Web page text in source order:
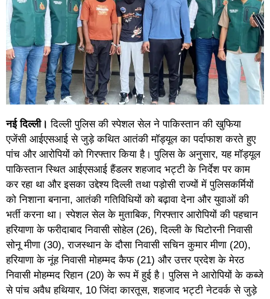
नई दिल्ली। दिल्ली पुलिस की स्पेशल सेल ने पाकिस्तान की खुफिया
एजेंसी आईएसआई से जुड़े कथित आतंकी मॉड्यूल का पर्दाफाश करते हुए
पांच और आरोपियों को गिरफ्तार किया है। पुलिस के अनुसार, यह मॉड्यूल
पाकिस्तान स्थित आईएसआई हैंडलर शहजाद भट्टी के निर्देश पर काम
कर रहा था और इसका उद्देश्य दिल्ली तथा पड़ोसी राज्यों में पुलिसकर्मियों
को निशाना बनाना, आतंकी गतिविधियों को बढ़ावा देना और युवाओं की
भर्ती करना था। स्पेशल सेल के मुताबिक, गिरफ्तार आरोपियों की पहचान
हरियाणा के फरीदाबाद निवासी सोहेल (26), दिल्ली के घिटोरनी निवासी
सोनू मीणा (30), राजस्थान के दौसा निवासी सचिन कुमार मीणा (20),
हरियाणा के नूंह निवासी मोहम्मद कैफ (21) और उत्तर प्रदेश के मेरठ
निवासी मोहम्मद रिहान (20) के रूप में हुई है। पुलिस ने आरोपियों के कब्जे
से पांच अवैध हथियार, 10 जिंदा कारतूस, शहजाद भट्टी नेटवर्क से जुड़े